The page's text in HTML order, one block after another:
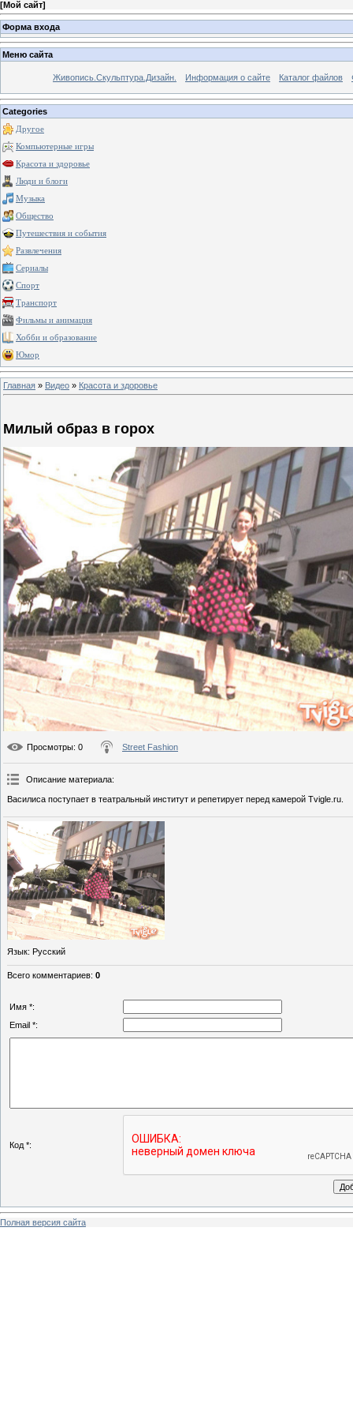
[Мой сайт]
Форма входа
Меню сайта
Живопись.Скульптура.Дизайн. Информация о сайте Каталог файлов
Categories
Другое
Компьютерные игры
Красота и здоровье
Люди и блоги
Музыка
Общество
Путешествия и события
Развлечения
Сериалы
Спорт
Транспорт
Фильмы и анимация
Хобби и образование
Юмор
Главная » Видео » Красота и здоровье
Милый образ в горох
Просмотры: 0 Street Fashion
Описание материала:
Василиса поступает в театральный институт и репетирует перед камерой Tvigle.ru.
Язык: Русский
Всего комментариев: 0
Имя *:
Email *:
Код *:
Полная версия сайта